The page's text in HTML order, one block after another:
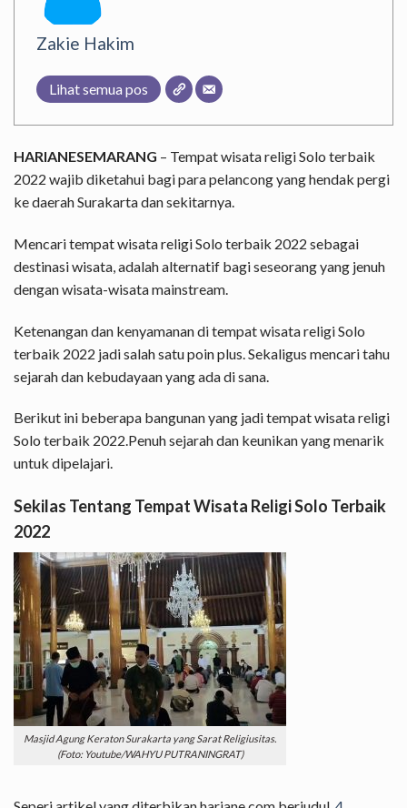
Zakie Hakim
Lihat semua pos
HARIANESEMARANG – Tempat wisata religi Solo terbaik
2022 wajib diketahui bagi para pelancong yang hendak pergi
ke daerah Surakarta dan sekitarnya.
Mencari tempat wisata religi Solo terbaik 2022 sebagai
destinasi wisata, adalah alternatif bagi seseorang yang jenuh
dengan wisata-wisata mainstream.
Ketenangan dan kenyamanan di tempat wisata religi Solo
terbaik 2022 jadi salah satu poin plus. Sekaligus mencari tahu
sejarah dan kebudayaan yang ada di sana.
Berikut ini beberapa bangunan yang jadi tempat wisata religi
Solo terbaik 2022.Penuh sejarah dan keunikan yang menarik
untuk dipelajari.
Sekilas Tentang Tempat Wisata Religi Solo Terbaik
2022
Masjid Agung Keraton Surakarta yang Sarat Religiusitas.
(Foto: Youtube/WAHYU PUTRANINGRAT)